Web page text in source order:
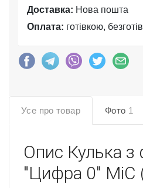
Доставка: Нова пошта
Оплата: готівкою,
Усе про товар Фото 1
Опис Кулька з
"Цифра 0" MiC